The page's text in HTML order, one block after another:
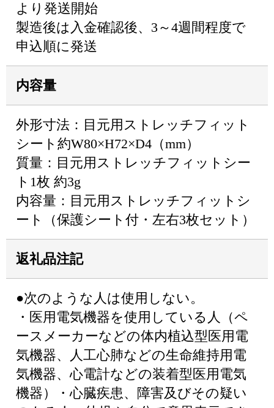
より発送開始
製造後は入金確認後、3～4週間程度で
申込順に発送
内容量
外形寸法：目元用ストレッチフィット
シート約W80×H72×D4（mm）
質量：目元用ストレッチフィットシー
ト1枚 約3g
内容量：目元用ストレッチフィットシ
ート（保護シート付・左右3枚セット）
返礼品注記
●次のような人は使用しない。
・医用電気機器を使用している人（ペ
ースメーカーなどの体内植込型医用電
気機器、人工心肺などの生命維持用電
気機器、心電計などの装着型医用電気
機器）・心臓疾患、障害及びその疑い